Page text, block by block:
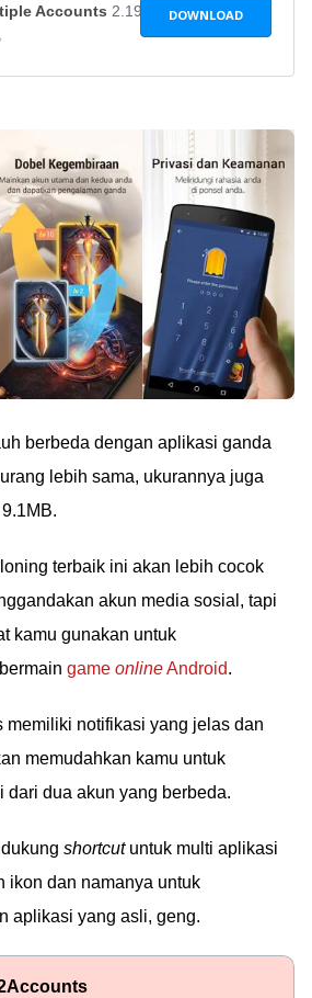
Accounts 2.19.03.0911DOWNLOAD
berbeda dengan aplikasi ganda
lebih sama, ukurannya juga
terbaik ini akan lebih cocok
akun media sosial, tapi
kamu gunakan untuk
game onlineAndroid.
memiliki notifikasi yang jelas dan
memudahkan kamu untuk
dari dua akun yang berbeda.
shortcutuntuk multi aplikasi
ikon dan namanya untuk
aplikasi yang asli, geng.